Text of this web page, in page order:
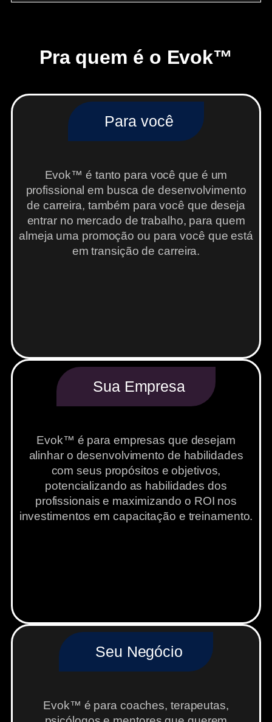
Pra quem é o Evok™
Para você
Evok™ é tanto para você que é um
profissional em busca de desenvolvimento
de carreira, também para você que deseja
entrar no mercado de trabalho, para quem
almeja uma promoção ou para você que está
em transição de carreira.
Sua Empresa
Evok™ é para empresas que desejam
alinhar o desenvolvimento de habilidades
com seus propósitos e objetivos,
potencializando as habilidades dos
profissionais e maximizando o ROI nos
investimentos em capacitação e treinamento.
Seu Negócio
Evok™ é para coaches, terapeutas,